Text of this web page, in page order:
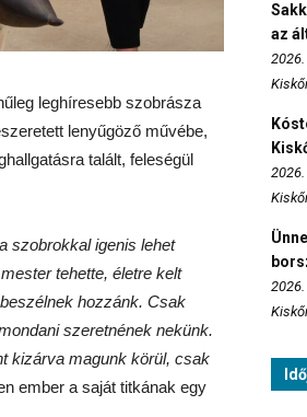
leghíresebb szobrásza
lenyűgöző művébe,
talált, feleségül
szobrokkal igenis lehet
tehette, életre kelt
hozzánk. Csak
szeretnének nekünk.
kizárva magunk körül, csak
ember a saját titkának egy
az